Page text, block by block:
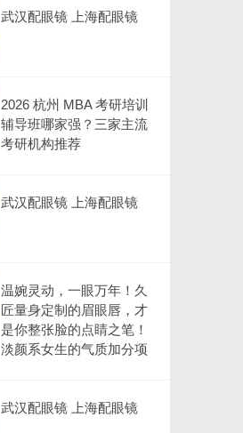
武汉配眼镜 上海配眼镜
2026 杭州 MBA 考研培训
辅导班哪家强？三家主流
考研机构推荐
武汉配眼镜 上海配眼镜
温婉灵动，一眼万年！久
匠量身定制的眉眼唇，才
是你整张脸的点睛之笔！
淡颜系女生的气质加分项
武汉配眼镜 上海配眼镜